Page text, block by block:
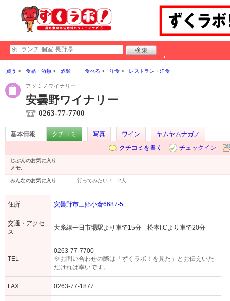
買う 食品・酒類 酒類 食べる 洋食 レストラン・洋食
アヅミノワイナリー
安曇野ワイナリー
0263-77-7700
基本情報 クチコミ 写真 ワイン
ヤムヤムナガノ
クチコミを書く
チェックイン
じぶんのお気に入り:
メモ:
みんなのお気に入り: 行ってみたい！… 2人
住所 安曇野市三郷小倉6687-5
交通・アクセ
ス
大糸線一日市場駅より車で15分 松本I.Cより車で20分
TEL
0263-77-7700
※お問い合わせの際は「ずくラボ！を見た」とお伝えいた
だければ幸いです。
FAX 0263-77-1877